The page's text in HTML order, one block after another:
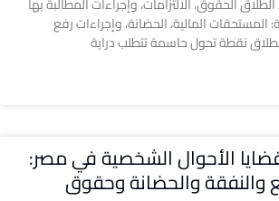
المالية، الحضانة، وإجراءات رفع
نقطة تحول حاسمة تتطلب دراية
الأحوال الشخصية في مصر:
والنفقة والحضانة وحقوق